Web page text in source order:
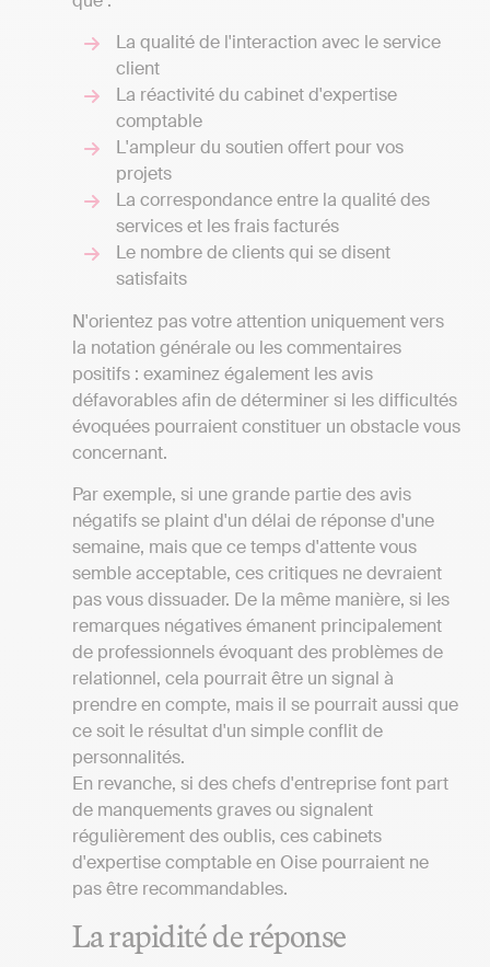
La qualité de l'interaction avec le service
client
La réactivité du cabinet d'expertise
comptable
L'ampleur du soutien offert pour vos
projets
La correspondance entre la qualité des
services et les frais facturés
Le nombre de clients qui se disent
satisfaits
N'orientez pas votre attention uniquement vers
la notation générale ou les commentaires
positifs : examinez également les avis
défavorables afin de déterminer si les difficultés
évoquées pourraient constituer un obstacle vous
concernant.
Par exemple, si une grande partie des avis
négatifs se plaint d'un délai de réponse d'une
semaine, mais que ce temps d'attente vous
semble acceptable, ces critiques ne devraient
pas vous dissuader. De la même manière, si les
remarques négatives émanent principalement
de professionnels évoquant des problèmes de
relationnel, cela pourrait être un signal à
prendre en compte, mais il se pourrait aussi que
ce soit le résultat d'un simple conflit de
personnalités.
En revanche, si des chefs d'entreprise font part
de manquements graves ou signalent
régulièrement des oublis, ces cabinets
d'expertise comptable en Oise pourraient ne
pas être recommandables.
La rapidité de réponse